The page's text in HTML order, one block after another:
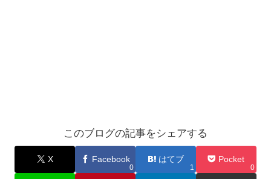
このブログの記事をシェアする
X Facebook
0
はてブ
1
Pocket
0